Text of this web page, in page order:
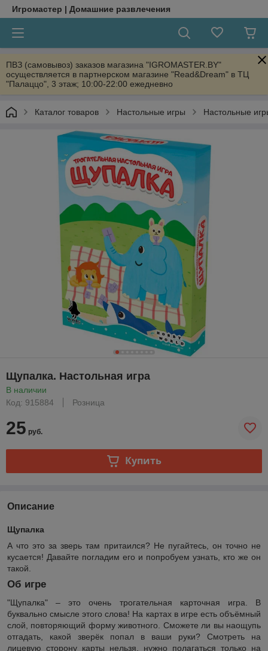
Игромастер | Домашние развлечения
ПВЗ (самовывоз) заказов магазина "IGROMASTER.BY"
осуществляется в партнерском магазине "Read&Dream" в ТЦ
"Палаццо", 3 этаж; 10:00-22:00 ежедневно
Каталог товаров Настольные игры Настольные
Щупалка. Настольная игра
В наличии
Код: 915884
Розница
25 руб.
Купить
Описание
Щупалка
А что это за зверь там притаился? Не пугайтесь, он точно не
кусается! Давайте погладим его и попробуем узнать, кто же он
такой.
Об игре
"Щупалка" – это очень трогательная карточная игра. В
буквально смысле этого слова! На картах в игре есть объёмный
слой, повторяющий форму животного. Сможете ли вы наощупь
отгадать, какой зверёк попал в ваши руки? Смотреть на
лицевую сторону карты нельзя, нужно полагаться только на